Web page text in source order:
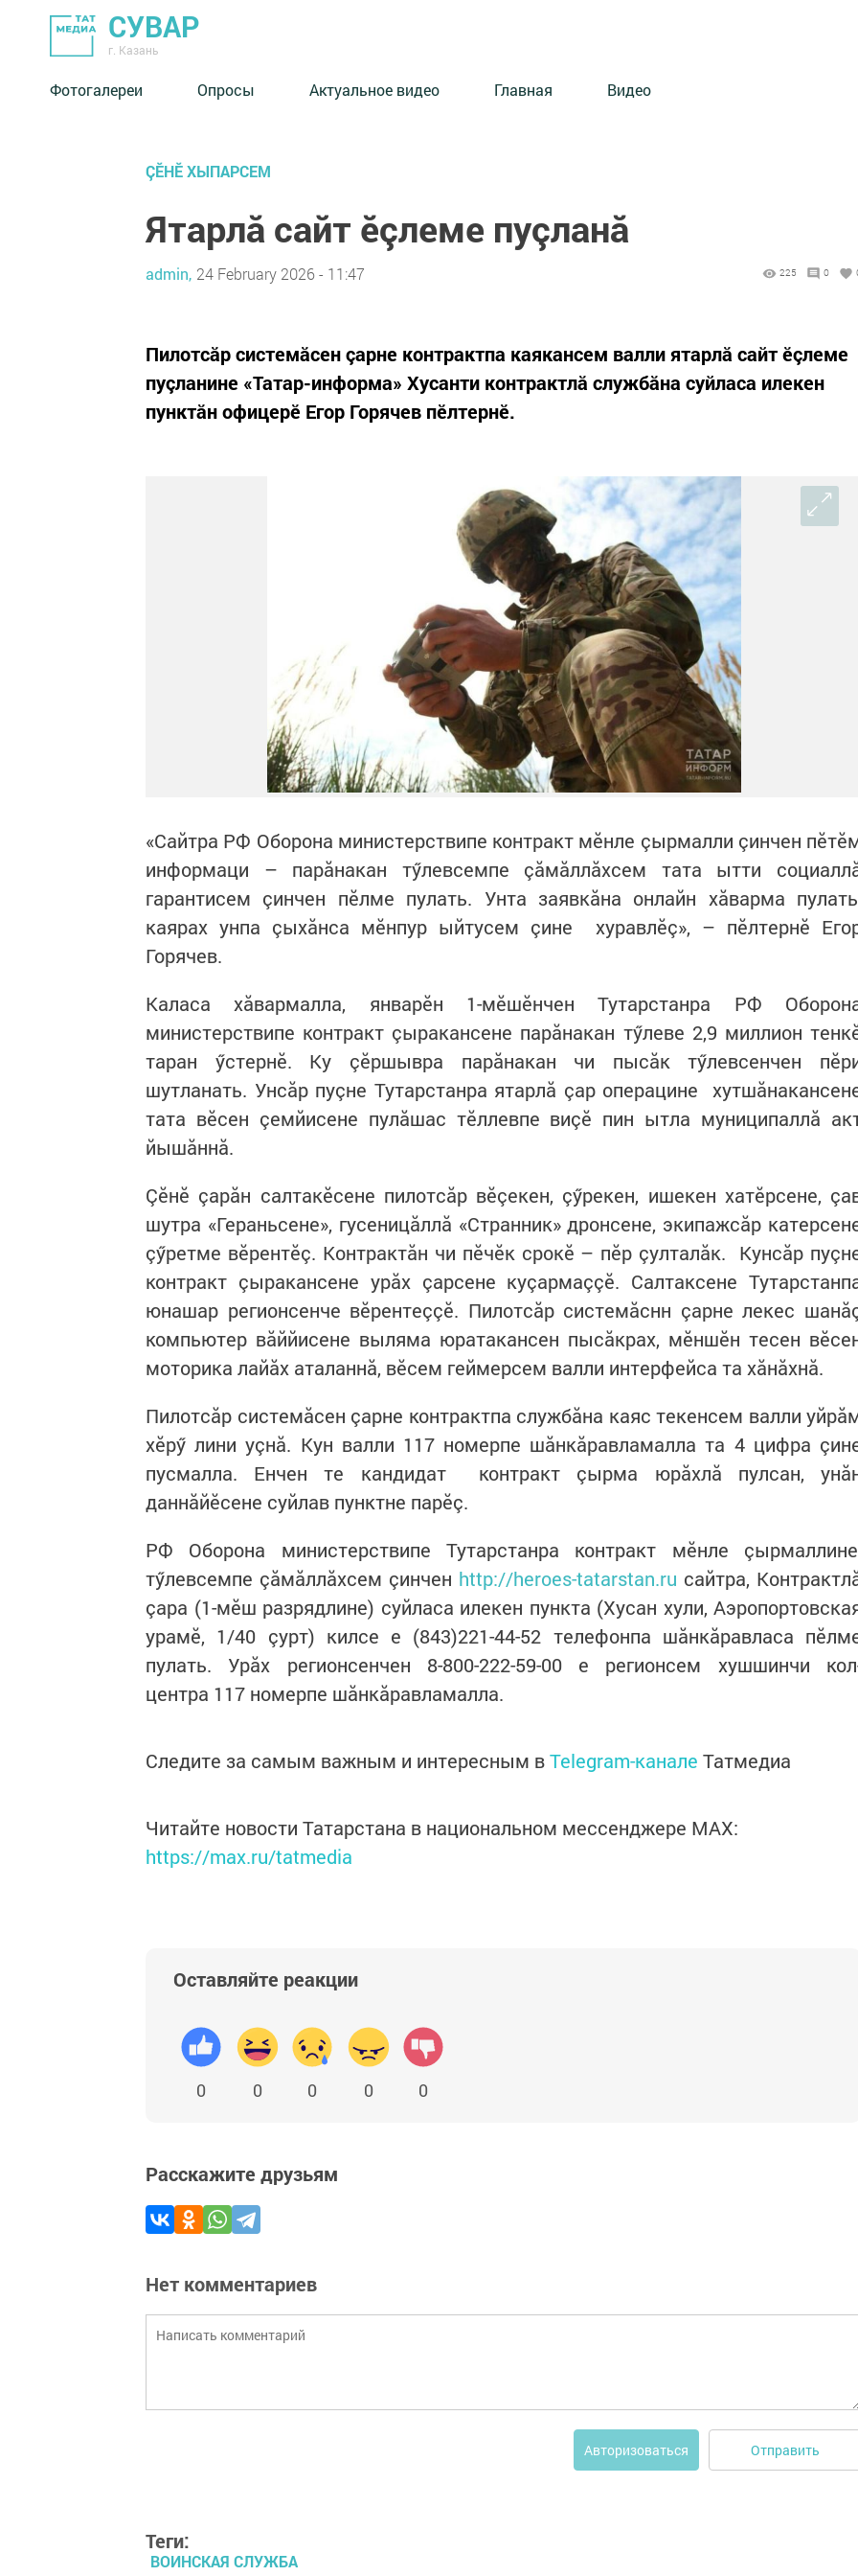
СУВАР
г. Казань
Фотогалереи Опросы Актуальное видео Главная Видео
ÇӖНӖ ХЫПАРСЕМ
Ятарлă сайт ӗçлеме пуçланă
admin, 24 February 2026 - 11:47 225 0
Пилотсăр системăсен çарне контрактпа каякансем валли ятарлă сайт ӗçлеме
пуçланине «Татар-информа» Хусанти контрактлă службăна суйласа илекен
пунктăн офицерӗ Егор Горячев пӗлтернӗ.
«Cайтра РФ Оборона министерствипе контракт мӗнле çырмалли çинчен
информаци – парăнакан тӳлевсемпе çăмăллăхсем тата ытти
гарантисем çинчен пӗлме пулать. Унта заявкăна онлайн хăварма
каярах унпа çыхăнса мӗнпур ыйтусем çине хуравлӗç», – пӗлтернӗ
Горячев.
Каласа хăвармалла, январӗн 1-мӗшӗнчен Тутарстанра РФ
министерствипе контракт çыракансене парăнакан тӳлеве 2,9 миллион
таран ӳстернӗ. Ку çӗршывра парăнакан чи пысăк тӳлевсенчен
шутланать. Унсăр пуçне Тутарстанра ятарлă çар операцине
тата вӗсен çемйисене пулăшас тӗллевпе виçӗ пин ытла муниципаллă
йышăннă.
Çӗнӗ çарăн салтакӗсене пилотсăр вӗçекен, çӳрекен, ишекен хатӗрсене,
шутра «Гераньсене», гусеницăллă «Странник» дронсене, экипажсăр
çӳретме вӗрентӗç. Контрактăн чи пӗчӗк срокӗ – пӗр çулталăк. Кунсăр
контракт çыракансене урăх çарсене куçармаççӗ. Салтаксене
юнашар регионсенче вӗрентеççӗ. Пилотсăр системăснн çарне лекес
компьютер вăййисене выляма юратакансен пысăкрах, мӗншӗн тесен
моторика лайăх аталаннă, вӗсем геймерсем валли интерфейса та хăнăхнă.
Пилотсăр системăсен çарне контрактпа службăна каяс текенсем валли
хӗрӳ лини уçнă. Кун валли 117 номерпе шăнкăравламалла та 4 цифра
пусмалла. Енчен те кандидат контракт çырма юрăхлă пулсан,
даннăйӗсене суйлав пунктне парӗç.
РФ Оборона министерствипе Тутарстанра контракт мӗнле
тӳлевсемпе çăмăллăхсем çинчен http://heroes-tatarstan.ru сайтра,
çара (1-мӗш разрядлине) суйласа илекен пункта (Хусан хули,
урамӗ, 1/40 çурт) килсе е (843)221-44-52 телефонпа шăнкăравласа
пулать. Урăх регионсенчен 8-800-222-59-00 е регионсем хушшинчи
центра 117 номерпе шăнкăравламалла.
Следите за самым важным и интересным вTelegram-канале Татмедиа
Читайте новости Татарстана в национальном мессенджере MАХ:
https://max.ru/tatmedia
Оставляйте реакции
0 0 0 0 0
Расскажите друзьям
Нет комментариев
Авторизоваться Отправить
Теги:
ВОИНСКАЯ СЛУЖБА